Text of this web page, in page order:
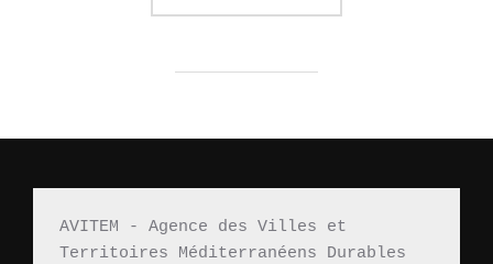
AVITEM - Agence des Villes et
Territoires Méditerranéens Durables